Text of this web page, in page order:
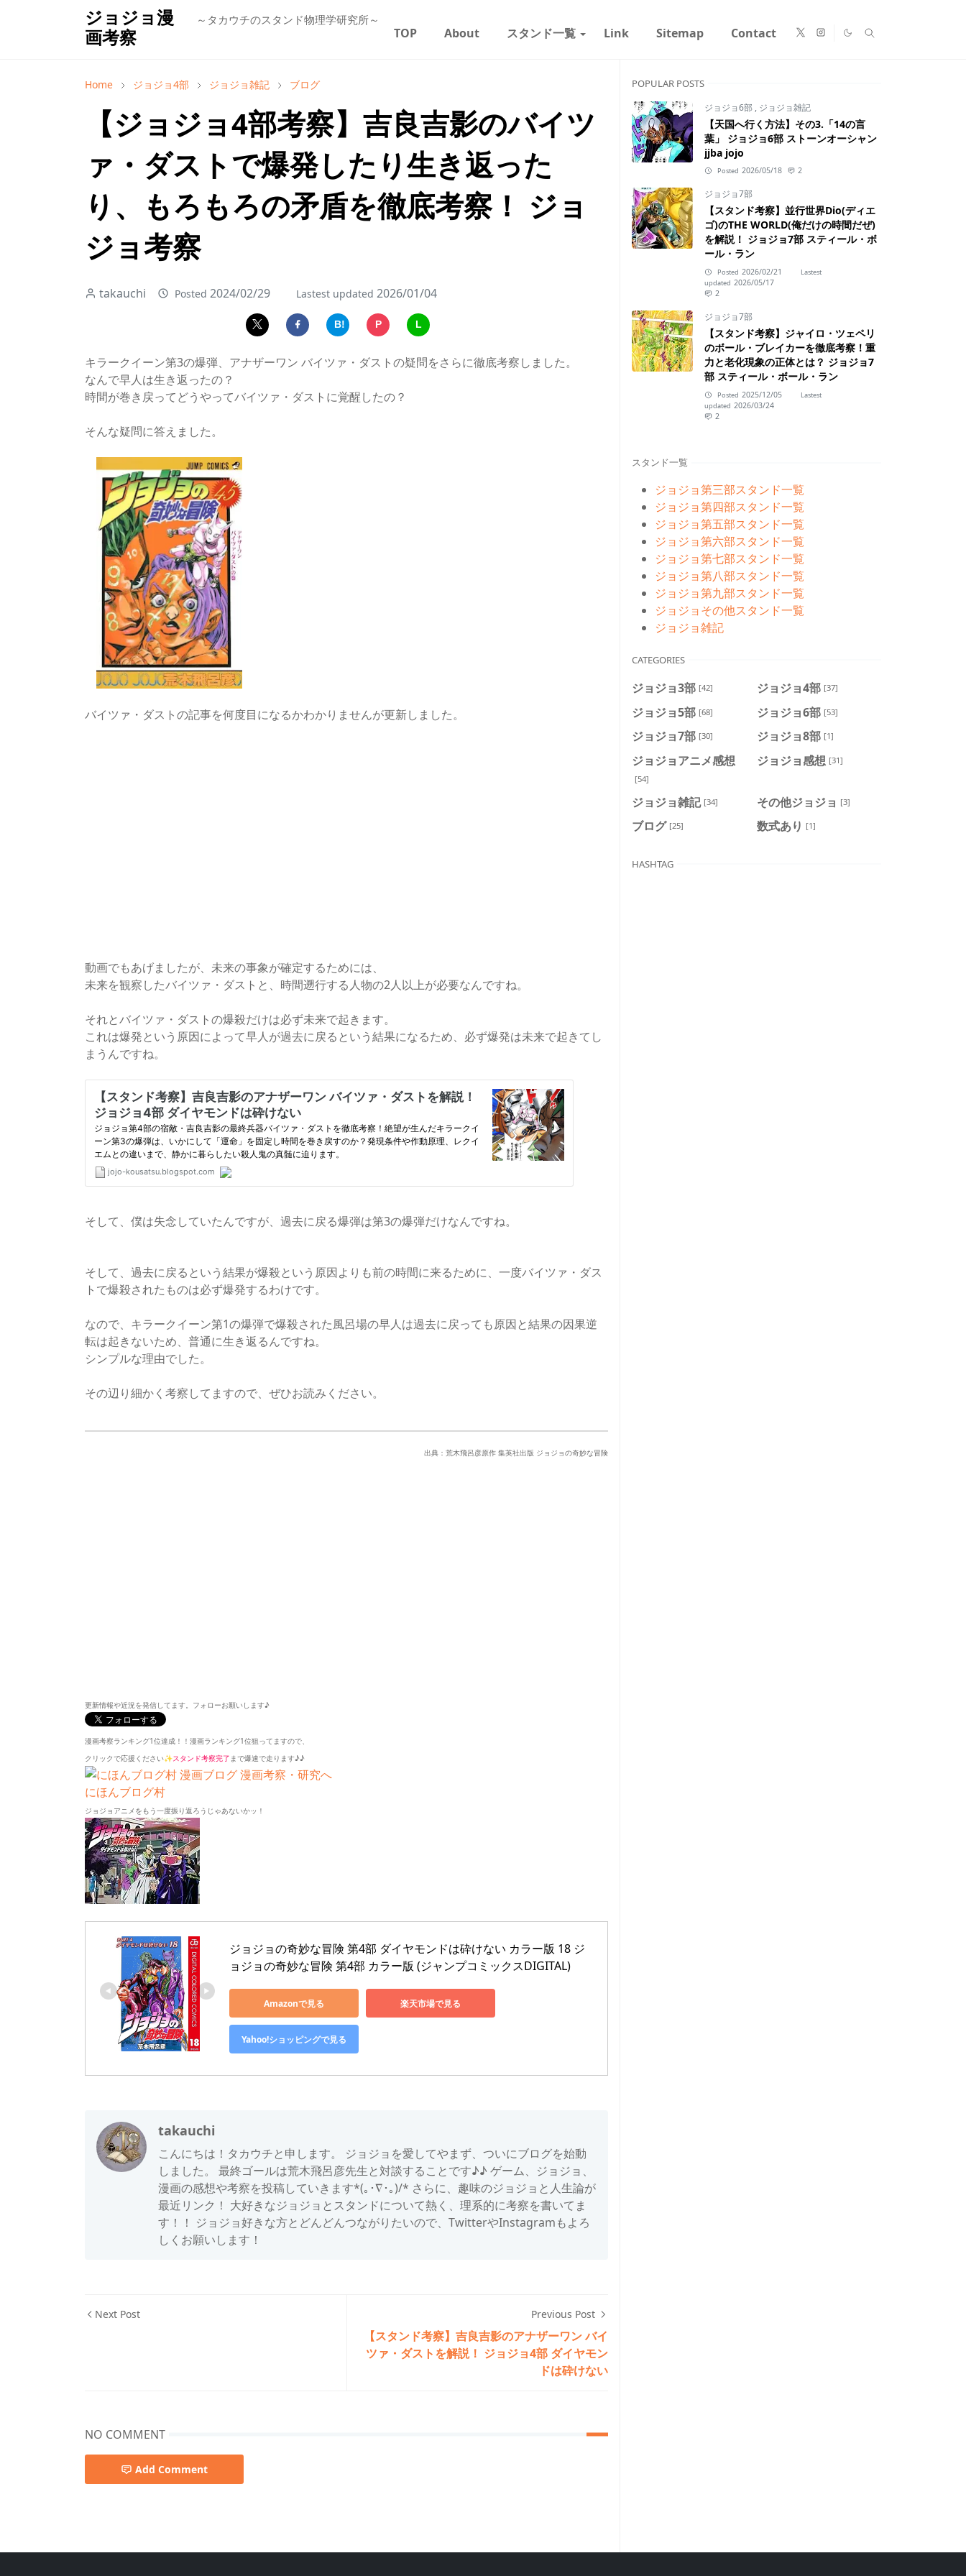
ジョジョ漫
画考察
～タカウチのスタンド物理学研究所～
TOP About スタンド一覧 Link Sitemap Contact
Home ジョジョ4部 ジョジョ雑記 ブログ
【ジョジョ4部考察】吉良吉影のバイツ
ァ・ダストで爆発したり生き返った
り、もろもろの矛盾を徹底考察！ ジョ
ジョ考察
takauchi Posted 2024/02/29 Lastest updated 2026/01/04
B! P L
キラークイーン第3の爆弾、アナザーワン バイツァ・ダストの疑問をさらに徹底考察しました。
なんで早人は生き返ったの？
時間が巻き戻ってどうやってバイツァ・ダストに覚醒したの？
そんな疑問に答えました。
バイツァ・ダストの記事を何度目になるかわかりませんが更新しました。
動画でもあげましたが、未来の事象が確定するためには、
未来を観察したバイツァ・ダストと、時間遡行する人物の2人以上が必要なんですね。
それとバイツァ・ダストの爆殺だけは必ず未来で起きます。
これは爆発という原因によって早人が過去に戻るという結果になるため、必ず爆発は未来で起きてし
まうんですね。
そして、僕は失念していたんですが、過去に戻る爆弾は第3の爆弾だけなんですね。
そして、過去に戻るという結果が爆殺という原因よりも前の時間に来るために、一度バイツァ・ダス
トで爆殺されたものは必ず爆発するわけです。
なので、キラークイーン第1の爆弾で爆殺された風呂場の早人は過去に戻っても原因と結果の因果逆
転は起きないため、普通に生き返るんですね。
シンプルな理由でした。
その辺り細かく考察してますので、ぜひお読みください。
出典：荒木飛呂彦原作 集英社出版 ジョジョの奇妙な冒険
更新情報や近況を発信してます。フォローお願いします♪
漫画考察ランキング1位達成！！漫画ランキング1位狙ってますので、
クリックで応援ください✨スタンド考察完了 まで爆速で走ります♪♪
にほんブログ村
ジョジョアニメをもう一度振り返ろうじゃあないかッ！
ジョジョの奇妙な冒険 第4部 ダイヤモンドは砕けない カラー版 18 ジ
ョジョの奇妙な冒険 第4部 カラー版 (ジャンプコミックスDIGITAL)
Amazonで見る 楽天市場で見る
Yahoo!ショッピングで見る
takauchi
こんにちは！タカウチと申します。 ジョジョを愛してやまず、ついにブログを始動
しました。 最終ゴールは荒木飛呂彦先生と対談することです♪♪ ゲーム、ジョジョ、
漫画の感想や考察を投稿していきます*(｡･∇･｡)/* さらに、趣味のジョジョと人生論が
最近リンク！ 大好きなジョジョとスタンドについて熱く、理系的に考察を書いてま
す！！ ジョジョ好きな方とどんどんつながりたいので、TwitterやInstagramもよろ
しくお願いします！
Next Post Previous Post
【スタンド考察】吉良吉影のアナザーワン バイ
ツァ・ダストを解説！ ジョジョ4部 ダイヤモン
ドは砕けない
NO COMMENT
Add Comment
POPULAR POSTS
ジョジョ6部 , ジョジョ雑記
【天国へ行く方法】その3.「14の言
葉」 ジョジョ6部 ストーンオーシャン
jjba jojo
Posted 2026/05/18 2
ジョジョ7部
【スタンド考察】並行世界Dio(ディエ
ゴ)のTHE WORLD(俺だけの時間だぜ)
を解説！ ジョジョ7部 スティール・ボ
ール・ラン
Posted 2026/02/21
Lastest
updated 2026/05/17
2
ジョジョ7部
【スタンド考察】ジャイロ・ツェペリ
のボール・ブレイカーを徹底考察！重
力と老化現象の正体とは？ ジョジョ7
部 スティール・ボール・ラン
Posted 2025/12/05
Lastest
updated 2026/03/24
2
スタンド一覧
ジョジョ第三部スタンド一覧
ジョジョ第四部スタンド一覧
ジョジョ第五部スタンド一覧
ジョジョ第六部スタンド一覧
ジョジョ第七部スタンド一覧
ジョジョ第八部スタンド一覧
ジョジョ第九部スタンド一覧
ジョジョその他スタンド一覧
ジョジョ雑記
CATEGORIES
ジョジョ3部 [42] ジョジョ4部 [37]
ジョジョ5部 [68] ジョジョ6部 [53]
ジョジョ7部 [30] ジョジョ8部 [1]
ジョジョアニメ感想
[54]
ジョジョ感想 [31]
ジョジョ雑記 [34] その他ジョジョ [3]
ブログ [25] 数式あり [1]
HASHTAG